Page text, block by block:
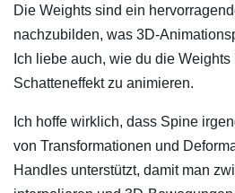
Die Weights sind ein
nachzubilden, was 3D-
Ich liebe auch, wie du die
Schatteneffekt zu animieren.
Ich hoffe wirklich, dass Spine
von Transformationen und
Handles unterstützt, damit man